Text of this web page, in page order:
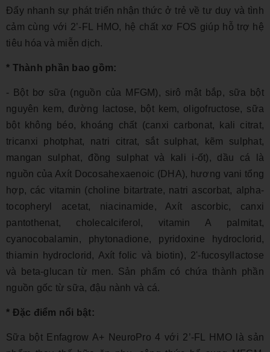
Đẩy nhanh sự phát triển nhận thức ở trẻ về tư duy và tình
cảm cùng với 2’-FL HMO, hệ chất xơ FOS giúp hỗ trợ hệ
tiêu hóa và miễn dịch.
* Thành phần bao gồm:
- Bột bơ sữa (nguồn của MFGM), sirô mật bắp, sữa bột
nguyên kem, đường lactose, bột kem, oligofructose, sữa
bột không béo, khoáng chất (canxi carbonat, kali citrat,
tricanxi photphat, natri citrat, sắt sulphat, kẽm sulphat,
mangan sulphat, đồng sulphat và kali i-ốt), dầu cá là
nguồn của Axít Docosahexaenoic (DHA), hương vani tổng
hợp, các vitamin (choline bitartrate, natri ascorbat, alpha-
tocopheryl acetat, niacinamide, Axít ascorbic, canxi
pantothenat, cholecalciferol, vitamin A palmitat,
cyanocobalamin, phytonadione, pyridoxine hydroclorid,
thiamin hydroclorid, Axít folic và biotin), 2'-fucosyllactose
và beta-glucan từ men. Sản phẩm có chứa thành phần
nguồn gốc từ sữa, đậu nành và cá.
* Đặc điểm nổi bật:
Sữa bột Enfagrow A+ NeuroPro 4 với 2’-FL HMO là sản